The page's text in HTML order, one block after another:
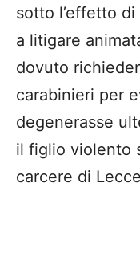
sotto l’effetto
a litigare
dovuto
carabinieri per
degenerasse
il figlio violento
carcere di